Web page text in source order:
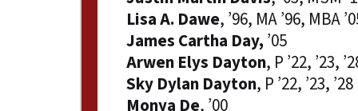
Lisa A. Dawe, ’96, MA ’96, MBA
James Cartha Day, ’05
Arwen Elys Dayton, P ’22, ’23,
Sky Dylan Dayton, P ’22, ’23, ’28
Monya De, ’00